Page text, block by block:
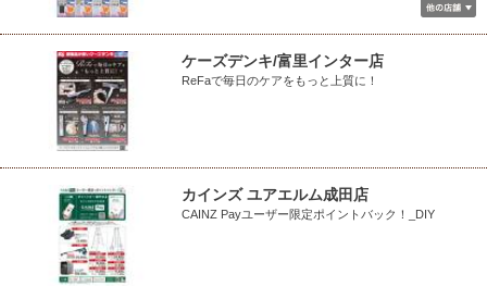
ケーズデンキ/富里インター店
ReFaで毎日のケアをもっと上質に！
カインズ ユアエルム成田店
CAINZ Payユーザー限定ポイントバック！_DIY